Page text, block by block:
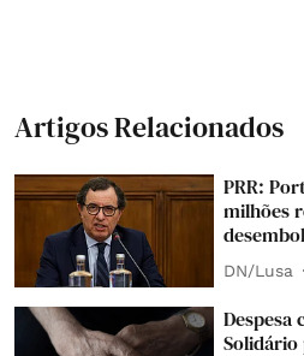
Artigos Relacionados
PRR:
milhões
DN/Lusa
Despesa
Solidário